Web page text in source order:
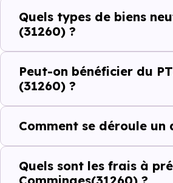
% de
Avec
Quels types de biens
(31260) ?
Peut-on bénéficier du
(31260) ?
Comment se déroule un
Quels sont les frais à